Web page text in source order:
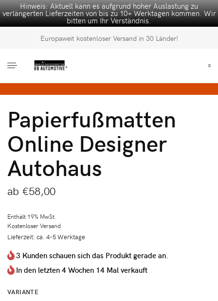
Hinweis: Aktuell kann es aufgrund hoher Auslastung zu
verlängerten Lieferzeiten von bis zu 10+ Werktagen kommen. Wir
bitten um Ihr Verständnis.
Europaweit kostenloser Versand in 30 Länder!
0
Papierfußmatten
Online Designer
Autohaus
ab €58,00
Enthält 19% MwSt.
Kostenloser Versand
Lieferzeit: ca. 4-5 Werktage
3 Kunden schauen sich das Produkt gerade an.
In den letzten 4 Wochen 14 Mal verkauft
VARIANTE